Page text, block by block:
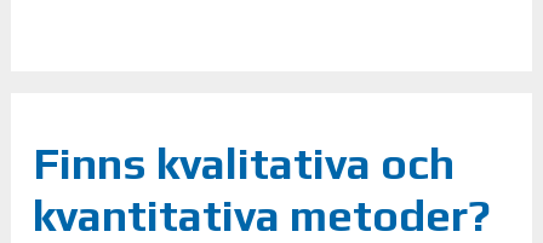
Finns kvalitativa och
kvantitativa metoder?